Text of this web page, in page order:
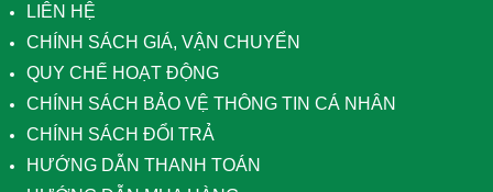
LIÊN HỆ
CHÍNH SÁCH GIÁ, VẬN CHUYỂN
QUY CHẾ HOẠT ĐỘNG
CHÍNH SÁCH BẢO VỆ THÔNG TIN CÁ NHÂN
CHÍNH SÁCH ĐỔI TRẢ
HƯỚNG DẪN THANH TOÁN